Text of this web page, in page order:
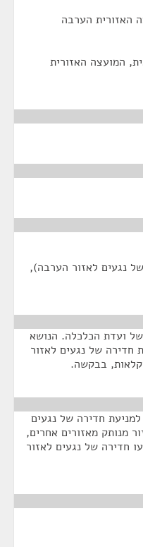
הערבה
האזורית
לאזור הערבה),
הכלכלה. הנושא
של נגעים לאזור
חדירה של נגעים
מאזורים אחרים,
של נגעים לאזור